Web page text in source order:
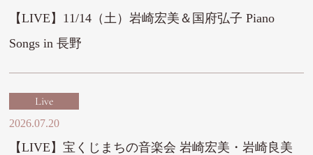
【LIVE】11/14（土）岩崎宏美＆国府弘子 Piano
Songs in 長野
Live
2026.07.20
【LIVE】宝くじまちの音楽会 岩崎宏美・岩崎良美